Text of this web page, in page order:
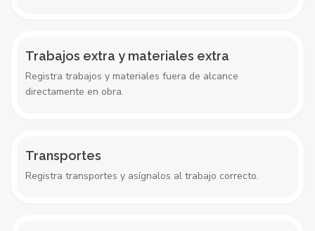
Trabajos extra y materiales extra
Registra trabajos y materiales fuera de alcance
directamente en obra.
Transportes
Registra transportes y asígnalos al trabajo correcto.